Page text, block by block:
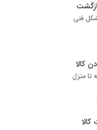
فنی
کالا
تا منزل